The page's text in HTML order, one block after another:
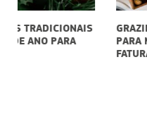
GRAZING FOOD: IDEIAS
PARA MONTAR E
FATURAR NO FIM DE ANO